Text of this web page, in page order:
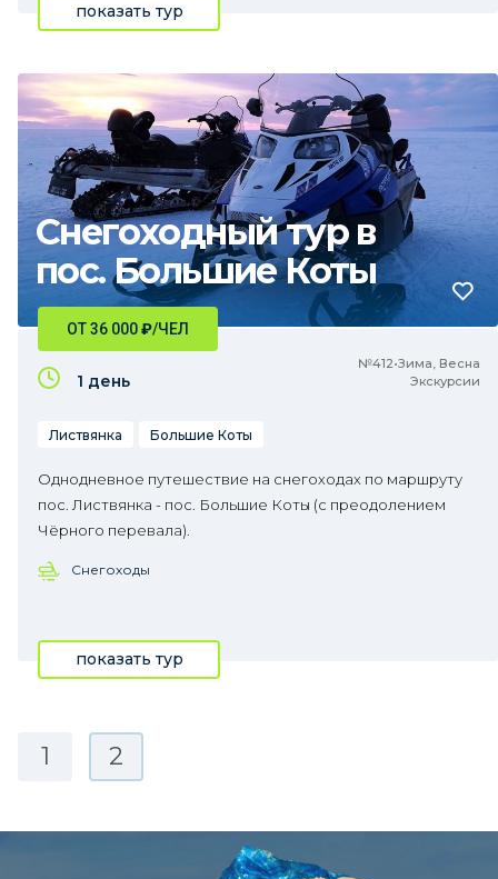
показать тур
Снегоходный тур в
пос. Большие Коты
№412•Зима, Весна
Экскурсии
ОТ 36 000₽/ЧЕЛ
1 день
Листвянка Большие Коты
Однодневное путешествие на снегоходах по маршруту
пос. Листвянка - пос. Большие Коты (с преодолением
Чёрного перевала).
Снегоходы
показать тур
1 2